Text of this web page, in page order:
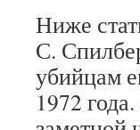
Ниже
С.
убийцам
1972